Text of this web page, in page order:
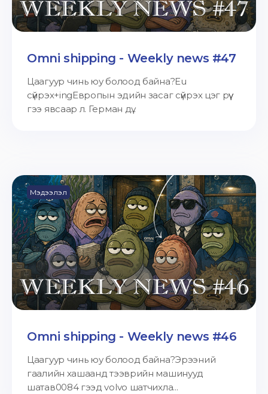
Omni shipping - Weekly news #47
Цаагуур чинь юу болоод байна?Eu
сүйрэх+ingЕвропын эдийн засаг сүйрэх цэг рүү
гээ явсаар л. Герман дү...
Мэдээлэл
Omni shipping - Weekly news #46
Цаагуур чинь юу болоод байна?Эрээний
гаалийн хашаанд тээврийн машинууд
шатав0084 гээд volvo шатчихла...